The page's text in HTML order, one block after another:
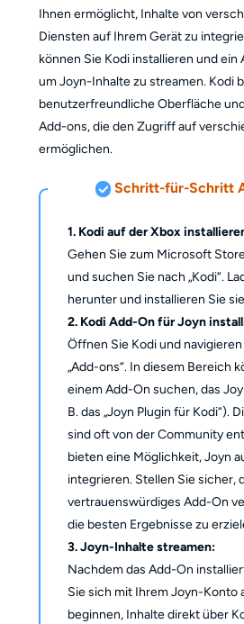
Ihnen ermöglicht, Inhalte von
Diensten auf Ihrem Gerät zu
können Sie Kodi installieren und
um Joyn-Inhalte zu streamen. Kodi
benutzerfreundliche Oberfläche
Add-ons, die den Zugriff auf
ermöglichen.
Schritt-für-Schritt
1. Kodi auf der Xbox
Gehen Sie zum Microsoft
und suchen Sie nach „Kodi“.
herunter und installieren Sie
2. Kodi Add-On für Joyn
Öffnen Sie Kodi und
„Add-ons“. In diesem Bereich
einem Add-On suchen, das
B. das „Joyn Plugin für Kodi“).
sind oft von der Community
bieten eine Möglichkeit, Joyn
integrieren. Stellen Sie sicher,
vertrauenswürdiges Add-On
die besten Ergebnisse zu
3. Joyn-Inhalte streamen:
Nachdem das Add-On
Sie sich mit Ihrem Joyn-Konto
beginnen, Inhalte direkt über